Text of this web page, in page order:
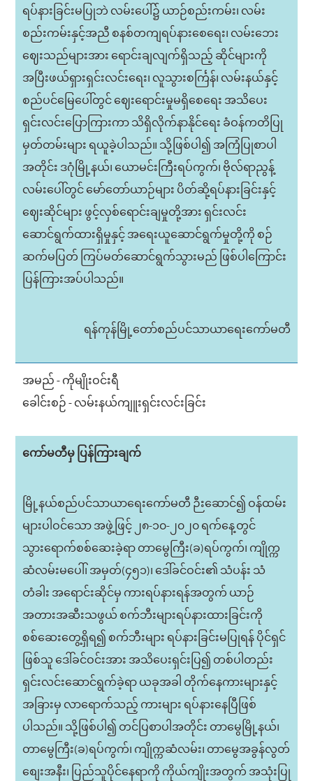
ရပ်နားခြင်းမပြုဘဲ လမ်းပေါ်၌ ယာဉ်စည်းကမ်း၊ လမ်း
စည်းကမ်းနှင့်အညီ စနစ်တကျရပ်နားစေရေး၊ လမ်းဘေး
ဈေးသည်များအား ရောင်းချလျက်ရှိသည့် ဆိုင်များကို
အပြီးဖယ်ရှားရှင်းလင်းရေး၊ လူသွားစင်္ကြန်၊ လမ်းနယ်နှင့်
စည်ပင်မြေပေါ်တွင် ဈေးရောင်းမှုမရှိစေရေး အသိပေး
ရှင်းလင်းပြောကြားကာ သိရှိလိုက်နာနိုင်ရေး ခံဝန်ကတိပြု
မှတ်တမ်းများ ရယူခဲ့ပါသည်။ သို့ဖြစ်ပါ၍ အကြံပြုစာပါ
အတိုင်း ဒဂုံမြို့နယ်၊ ယောမင်းကြီးရပ်ကွက်၊ ဗိုလ်ရာညွန့်
လမ်းပေါ်တွင် မော်တော်ယာဉ်များ ပိတ်ဆို့ရပ်နားခြင်းနှင့်
ဈေးဆိုင်များ ဖွင့်လှစ်ရောင်းချမှုတို့အား ရှင်းလင်း
ဆောင်ရွက်ထားရှိမှုနှင့် အရေးယူဆောင်ရွက်မှုတို့ကို စဉ်
ဆက်မပြတ် ကြပ်မတ်ဆောင်ရွက်သွားမည် ဖြစ်ပါကြောင်း
ပြန်ကြားအပ်ပါသည်။
ရန်ကုန်မြို့တော်စည်ပင်သာယာရေးကော်မတီ
အမည် - ကိုမျိုးဝင်းရီ
ခေါင်းစဉ် - လမ်းနယ်ကျူးရှင်းလင်းခြင်း
ကော်မတီမှ ပြန်ကြားချက်
မြို့နယ်စည်ပင်သာယာရေးကော်မတီ ဉီးဆောင်၍ ဝန်ထမ်း
များပါဝင်သော အဖွဲ့ဖြင့် ၂၈-၁၀-၂၀၂၀ ရက်နေ့တွင်
သွားရောက်စစ်ဆေးခဲ့ရာ တာမွေကြီး(ခ)ရပ်ကွက်၊ ကျိုက္က
ဆံလမ်းမပေါ်၊ အမှတ်(၄၅၁)၊ ဒေါ်ခင်ဝင်း၏ သံပန်း သံ
တံခါး အရောင်းဆိုင်မှ ကားရပ်နားရန်အတွက် ယာဉ်
အတားအဆီးသဖွယ် စက်ဘီးများရပ်နားထားခြင်းကို
စစ်ဆေးတွေ့ရှိရ၍ စက်ဘီးများ ရပ်နားခြင်းမပြုရန် ပိုင်ရှင်
ဖြစ်သူ ဒေါ်ခင်ဝင်းအား အသိပေးရှင်းပြ၍ တစ်ပါတည်း
ရှင်းလင်းဆောင်ရွက်ခဲ့ရာ ယခုအခါ တိုက်နေကားများနှင့်
အခြားမှ လာရောက်သည့် ကားများ ရပ်နားနေပြီဖြစ်
ပါသည်။ သို့ဖြစ်ပါ၍ တင်ပြစာပါအတိုင်း တာမွေမြို့နယ်၊
တာမွေကြီး(ခ)ရပ်ကွက်၊ ကျိုက္ကဆံလမ်း၊ တာမွေအခွန်လွတ်
စျေးအနီး၊ ပြည်သူပိုင်နေရာကို ကိုယ်ကျိုးအတွက် အသုံးပြု